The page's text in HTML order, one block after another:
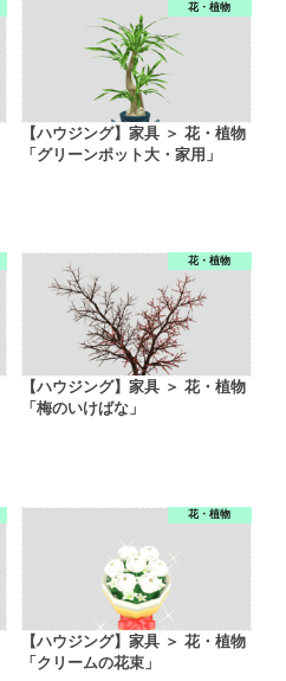
花・植物
【ハウジング】家具 ＞ 花・植物
「グリーンポット大・家用」
花・植物
【ハウジング】家具 ＞ 花・植物
「梅のいけばな」
花・植物
【ハウジング】家具 ＞ 花・植物
「クリームの花束」